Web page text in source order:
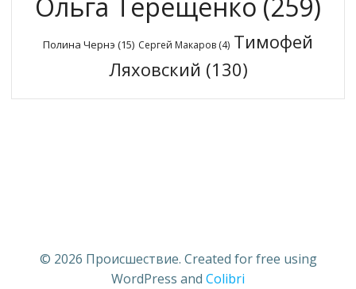
Ольга Терещенко (259)
Полина Чернэ (15) Сергей Макаров (4) Тимофей
Ляховский (130)
© 2026 Происшествие. Created for free using
WordPress and Colibri